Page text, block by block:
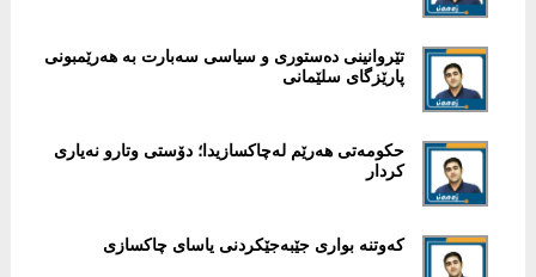
‎تێروانینی دەستوری و سیاسی سەبارت بە هەرێمبونی
پارێزگای سلێمانی
حكومەتی هەرێم لەچاكسازیدا؛ دۆستی وتارو نەیاری
كردار
كه‌وتنه‌ بواری جێبه‌جێكردنی یاسای چاكسازی